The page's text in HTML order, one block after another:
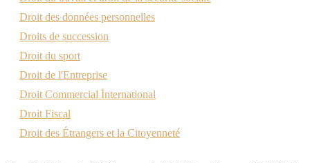
Droit des données personnelles
Droits de succession
Droit du sport
Droit de l'Entreprise
Droit Commercial İnternational
Droit Fiscal
Droit des Étrangers et la Citoyenneté